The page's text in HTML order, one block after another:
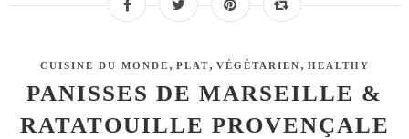
CUISINE DU MONDE , PLAT, VÉGÉTARIEN , HEALTHY
PANISSES DE MARSEILLE &
RATATOUILLE PROVENÇALE